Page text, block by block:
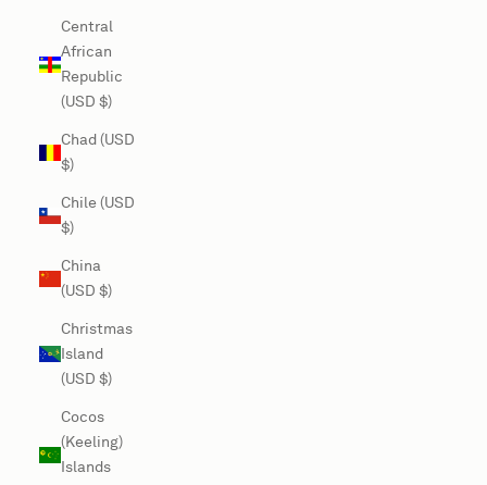
Central
African
Republic
(USD $)
Chad (USD
$)
Chile (USD
$)
China
(USD $)
Christmas
Island
(USD $)
Cocos
(Keeling)
Islands